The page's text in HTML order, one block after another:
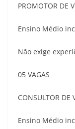
PROMOTOR DE
Ensino Médio
Não exige
05 VAGAS
CONSULTOR DE
Ensino Médio